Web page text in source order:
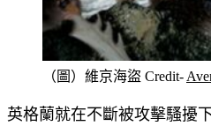
（圖）維京海盜 Credit-
英格蘭就在不斷被攻擊騷擾